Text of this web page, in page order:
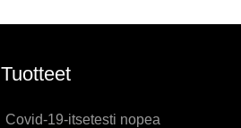
Tuotteet
Covid-19-itsetesti nopea